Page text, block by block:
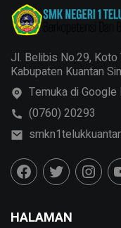
Jl. Belibis No.29, Koto
Kabupaten Kuantan
Temuka di Google
(0760) 20293
HALAMAN